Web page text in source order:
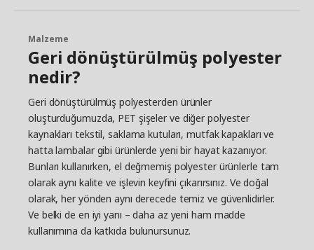
Malzeme
Geri dönüştürülmüş polyester
nedir?
Geri dönüştürülmüş polyesterden ürünler
oluşturduğumuzda, PET şişeler ve diğer polyester
kaynakları tekstil, saklama kutuları, mutfak kapakları ve
hatta lambalar gibi ürünlerde yeni bir hayat kazanıyor.
Bunları kullanırken, el değmemiş polyester ürünlerle tam
olarak aynı kalite ve işlevin keyfini çıkarırsınız. Ve doğal
olarak, her yönden aynı derecede temiz ve güvenlidirler.
Ve belki de en iyi yanı – daha az yeni ham madde
kullanımına da katkıda bulunursunuz.